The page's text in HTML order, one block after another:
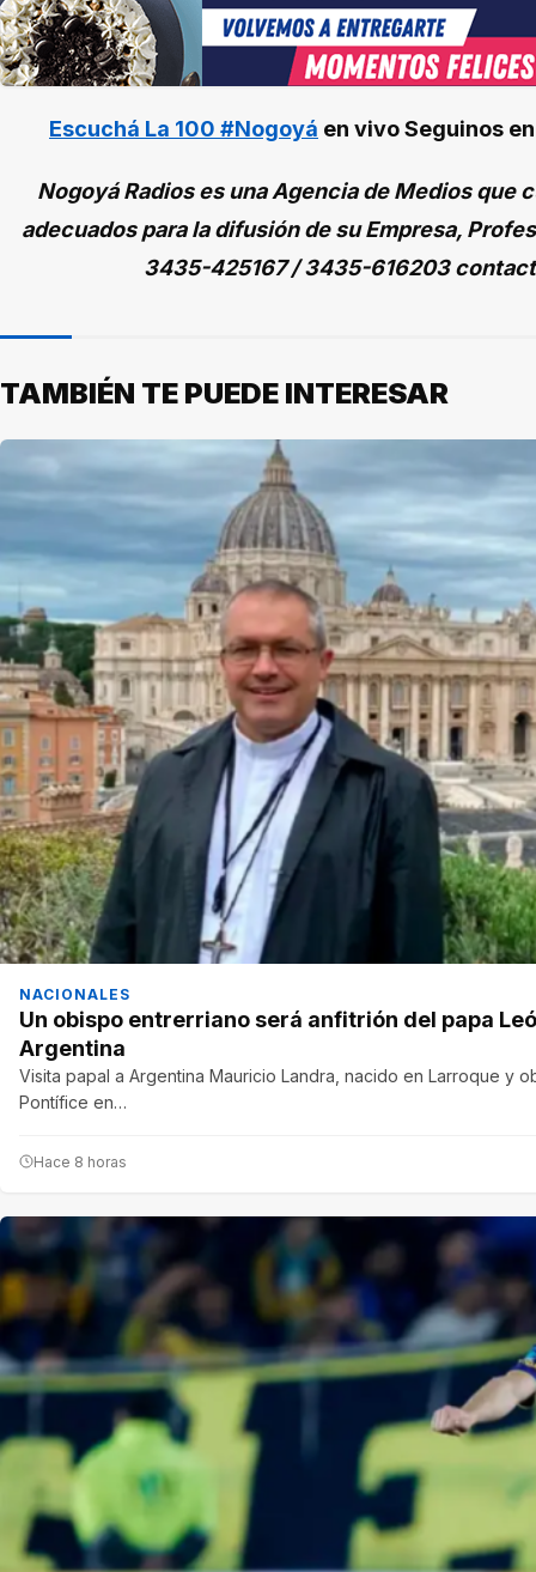
Escuchá La 100 #Nogoyá en vivoSeguinos
Nogoyá Radios es una Agencia de Medios
adecuados para la difusión de su Empresa,
3435-425167 / 3435-616203
TAMBIÉN TE PUEDE INTERESAR
NACIONALES
Un obispo entrerriano será anfitrión del papa
Argentina
Visita papal a Argentina Mauricio Landra, nacido en Larroque y
Pontífice en…
Hace 8 horas